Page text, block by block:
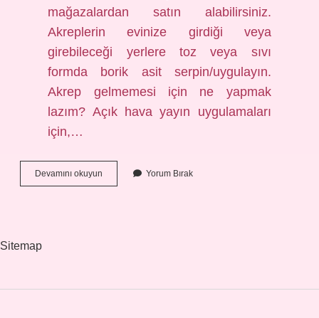
mağazalardan satın alabilirsiniz.
Akreplerin evinize girdiği veya
girebileceği yerlere toz veya sıvı
formda borik asit serpin/uygulayın.
Akrep gelmemesi için ne yapmak
lazım? Açık hava yayın uygulamaları
için,…
Devamını okuyun
Için
Yorum Bırak
Sitemap